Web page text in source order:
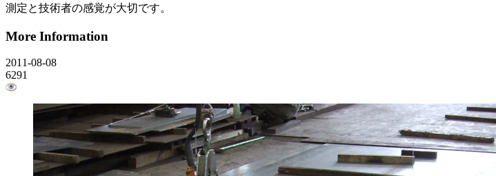
測定と技術者の感覚が大切です。
More Information
2011-08-08
6291